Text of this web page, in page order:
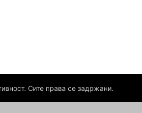
Сите права се задржани.